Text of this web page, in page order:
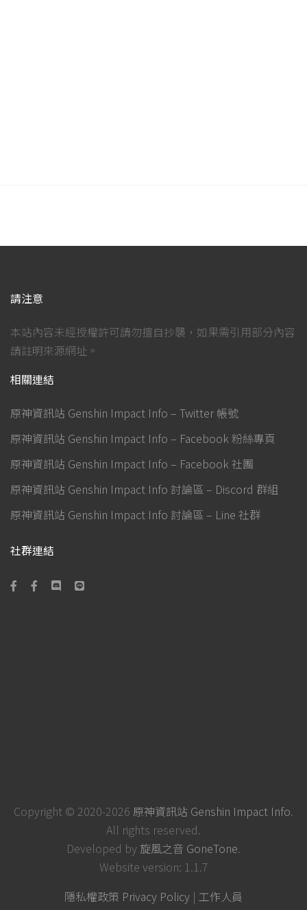
請注意
本站內容未經授權許可請勿擅自抄襲，如果需引用部分內容
請註明來源網址。
相關連結
原神資訊站 Genshin Impact Info – Twitter 帳號
原神資訊站 Genshin Impact Info – Facebook 粉絲專頁
原神資訊站 Genshin Impact Info – Facebook 社團
原神資訊站 Genshin Impact Info 討論區 – Discord 群組
原神資訊站 Genshin Impact Info 討論區 – Line 社群
社群連結
Copyright © 2020-2026 原神資訊站 Genshin Impact Info.
All rights reserved.
Developed by 旋風之音 GoneTone.
Website version: 1.1.7
隱私權政策 Privacy Policy | 工作人員